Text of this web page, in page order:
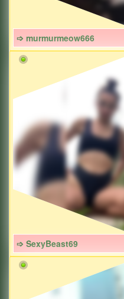
➩ murmurmeow666
➩ SexyBeast69